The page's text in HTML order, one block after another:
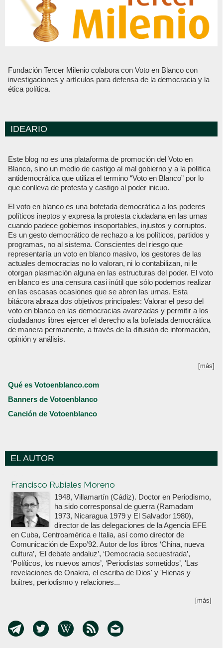
Fundación Tercer Milenio colabora con Voto en Blanco con
investigaciones y artículos para defensa de la democracia y la
ética política.
IDEARIO
Este blog no es una plataforma de promoción del Voto en
Blanco, sino un medio de castigo al mal gobierno y a la política
antidemocrática que utiliza el termino “Voto en Blanco” por lo
que conlleva de protesta y castigo al poder inicuo.
El voto en blanco es una bofetada democrática a los poderes
políticos ineptos y expresa la protesta ciudadana en las urnas
cuando padece gobiernos insoportables, injustos y corruptos.
Es un gesto democrático de rechazo a los políticos, partidos y
programas, no al sistema. Conscientes del riesgo que
representaría un voto en blanco masivo, los gestores de las
actuales democracias no lo valoran, ni lo contabilizan, ni le
otorgan plasmación alguna en las estructuras del poder. El voto
en blanco es una censura casi inútil que sólo podemos realizar
en las escasas ocasiones que se abren las urnas. Esta
bitácora abraza dos objetivos principales: Valorar el peso del
voto en blanco en las democracias avanzadas y permitir a los
ciudadanos libres ejercer el derecho a la bofetada democrática
de manera permanente, a través de la difusión de información,
opinión y análisis.
[más]
Qué es Votoenblanco.com
Banners de Votoenblanco
Canción de Votoenblanco
EL AUTOR
Francisco Rubiales Moreno
1948, Villamartín (Cádiz). Doctor en Periodismo,
ha sido corresponsal de guerra (Ramadam
1973, Nicaragua 1979 y El Salvador 1980),
director de las delegaciones de la Agencia EFE
en Cuba, Centroamérica e Italia, así como director de
Comunicación de Expo’92. Autor de los libros ‘China, nueva
cultura’, ‘El debate andaluz’, ‘Democracia secuestrada’,
‘Políticos, los nuevos amos’, ‘Periodistas sometidos’, 'Las
revelaciones de Onakra, el escriba de Dios' y 'Hienas y
buitres, periodismo y relaciones...
[más]